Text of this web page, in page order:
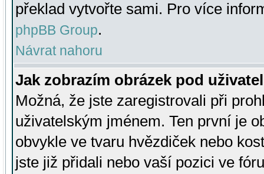
překlad vytvořte sami. Pro více
phpBB Group.
Návrat nahoru
Jak zobrazím obrázek pod
Možná, že jste zaregistrovali při
uživatelským jménem. Ten první je
obvykle ve tvaru hvězdiček nebo
jste již přidali nebo vaší pozici ve